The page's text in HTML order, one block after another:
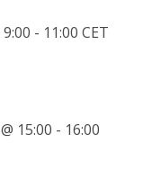
- 11:00 CET
15:00 - 16:00